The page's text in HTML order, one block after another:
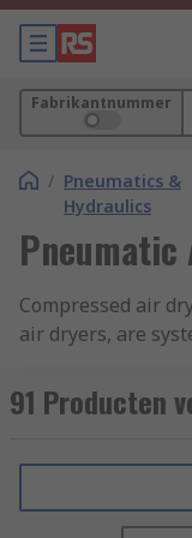
Fabrikantnummer
/ Pneumatics &
Hydraulics
Compressed air
air dryers, are
primarily used in
industrial and
When air is
contaminants is
filter water in a
91 Producten